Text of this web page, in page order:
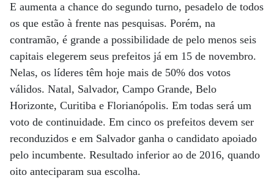
E aumenta a chance do segundo turno, pesadelo de todos
os que estão à frente nas pesquisas. Porém, na
contramão, é grande a possibilidade de pelo menos seis
capitais elegerem seus prefeitos já em 15 de novembro.
Nelas, os líderes têm hoje mais de 50% dos votos
válidos. Natal, Salvador, Campo Grande, Belo
Horizonte, Curitiba e Florianópolis. Em todas será um
voto de continuidade. Em cinco os prefeitos devem ser
reconduzidos e em Salvador ganha o candidato apoiado
pelo incumbente. Resultado inferior ao de 2016, quando
oito anteciparam sua escolha.